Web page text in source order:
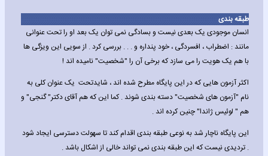
طبقه بندی
انسان موجودی یک بعدی نیست و بسادگی نمی توان یک بعد او را تحت عنوانی
مانند : اضطراب ، افسردگی ، خود پنداره و . . . بررسی کرد . از سویی این ویزگی ها
با هم یک هویت را می سازد که برخی آن را "شخصیت" نامیده اند !
اکثر آزمون هایی که در این پایگاه مطرح شده اند ، شایدتحت یک عنوان کلی به
نام "آزمون های شخصیت" دسته بندی شوند . کما این که هم آقای دکتر" گنجی" و
هم " لوئیس ژاندا" چنین کرده اند .
این پایگاه ناچار شد به نوعی طبقه بندی اقدام کند تا سهولت دسترسی ایجاد شود
. تردیدی نیست که این طبقه بندی نمی تواند خالی از اشکال باشد .